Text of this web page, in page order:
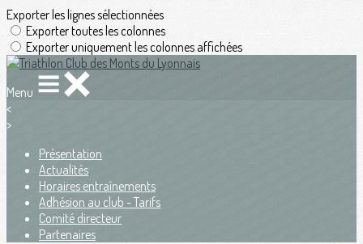
Exporter les lignes sélectionnées
Exporter toutes les colonnes
Exporter uniquement les colonnes affichées
Menu
<
>
Présentation
Actualités
Horaires entraînements
Adhésion au club - Tarifs
Comité directeur
Partenaires